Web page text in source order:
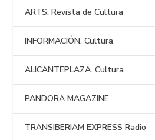
ARTS. Revista de Cultura
INFORMACIÓN. Cultura
ALICANTEPLAZA. Cultura
PANDORA MAGAZINE
TRANSIBERIAM EXPRESS Radio